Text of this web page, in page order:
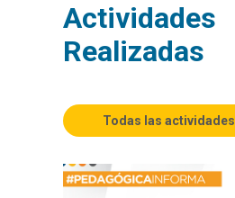
Actividades
Realizadas
Todas las